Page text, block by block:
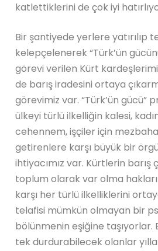
katlettiklerini de çok iyi
Bir şantiyede yerlere yatırılıp
kelepçelenerek “Türk’ün
görevi verilen Kürt
de barış iradesini ortaya
görevimiz var. “Türk’ün gücü”
ülkeyi türlü ilkelliğin kalesi,
cehennem, işçiler için
getirenlere karşı büyük bir
ihtiyacımız var. Kürtlerin barış
toplum olarak var olma
karşı her türlü ilkelliklerini
telafisi mümkün olmayan bir
bölünmenin eşiğine taşıyorlar.
tek durdurabilecek olanlar